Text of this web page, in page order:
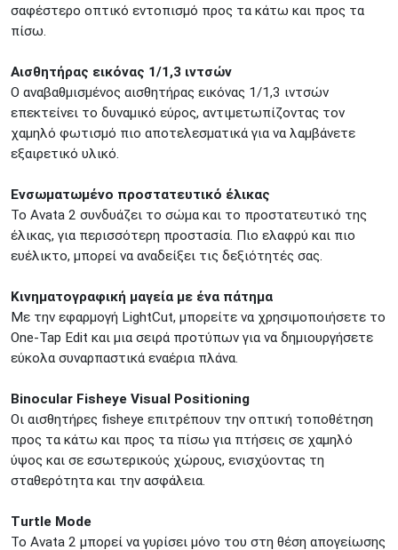
σαφέστερο οπτικό εντοπισμό προς τα κάτω και προς τα
πίσω.
Αισθητήρας εικόνας 1/1,3 ιντσών
Ο αναβαθμισμένος αισθητήρας εικόνας 1/1,3 ιντσών
επεκτείνει το δυναμικό εύρος, αντιμετωπίζοντας τον
χαμηλό φωτισμό πιο αποτελεσματικά για να λαμβάνετε
εξαιρετικό υλικό.
Ενσωματωμένο προστατευτικό έλικας
Το Avata 2 συνδυάζει το σώμα και το προστατευτικό της
έλικας, για περισσότερη προστασία. Πιο ελαφρύ και πιο
ευέλικτο, μπορεί να αναδείξει τις δεξιότητές σας.
Κινηματογραφική μαγεία με ένα πάτημα
Με την εφαρμογή LightCut, μπορείτε να χρησιμοποιήσετε το
One-Tap Edit και μια σειρά προτύπων για να δημιουργήσετε
εύκολα συναρπαστικά εναέρια πλάνα.
Binocular Fisheye Visual Positioning
Οι αισθητήρες fisheye επιτρέπουν την οπτική τοποθέτηση
προς τα κάτω και προς τα πίσω για πτήσεις σε χαμηλό
ύψος και σε εσωτερικούς χώρους, ενισχύοντας τη
σταθερότητα και την ασφάλεια.
Turtle Mode
Το Avata 2 μπορεί να γυρίσει μόνο του στη θέση απογείωσης